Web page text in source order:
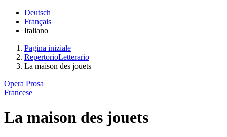
Deutsch
Français
Italiano
Pagina iniziale
RepertorioLetterario
La maison des jouets
Opera Prosa
Francese
La maison des jouets